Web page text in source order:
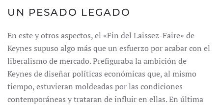
UN PESADO LEGADO
En este y otros aspectos, el «Fin del Laissez-Faire» de
Keynes supuso algo más que un esfuerzo por acabar con el
liberalismo de mercado. Prefiguraba la ambición de
Keynes de diseñar políticas económicas que, al mismo
tiempo, estuvieran moldeadas por las condiciones
contemporáneas y trataran de influir en ellas. En última